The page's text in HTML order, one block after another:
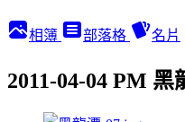
相簿 部落格 名片
2011-04-04 PM 黑